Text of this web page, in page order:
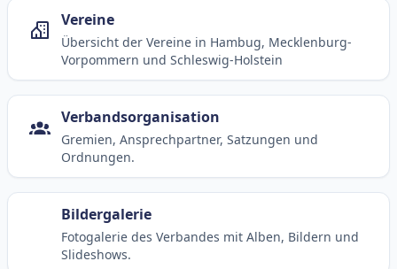
Vereine
Übersicht der Vereine in Hambug, Mecklenburg-
Vorpommern und Schleswig-Holstein
Verbandsorganisation
Gremien, Ansprechpartner, Satzungen und
Ordnungen.
Bildergalerie
Fotogalerie des Verbandes mit Alben, Bildern und
Slideshows.